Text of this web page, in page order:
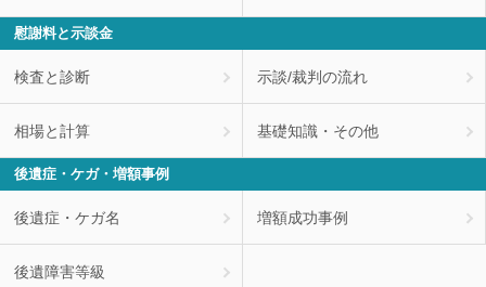
慰謝料と示談金
検査と診断 示談/裁判の流れ
相場と計算 基礎知識・その他
後遺症・ケガ・増額事例
後遺症・ケガ名 増額成功事例
後遺障害等級